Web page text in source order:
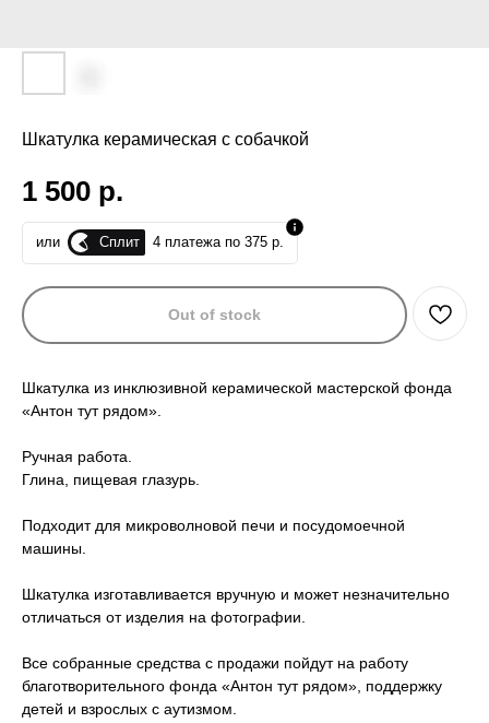
Шкатулка керамическая с собачкой
1 500 р.
или Сплит 4 платежа по 375 р.
Out of stock
Шкатулка из инклюзивной керамической мастерской фонда
«Антон тут рядом».
Ручная работа.
Глина, пищевая глазурь.
Подходит для микроволновой печи и посудомоечной
машины.
Шкатулка изготавливается вручную и может незначительно
отличаться от изделия на фотографии.
Все собранные средства с продажи пойдут на работу
благотворительного фонда «Антон тут рядом», поддержку
детей и взрослых с аутизмом.